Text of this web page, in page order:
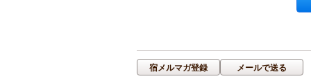
宿メルマガ登録 メールで送る